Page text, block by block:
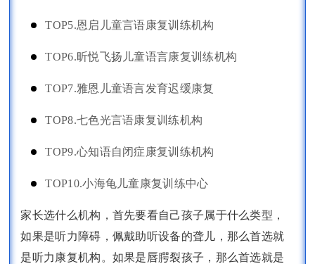
TOP5.恩启儿童言语康复训练机构
TOP6.昕悦飞扬儿童语言康复训练机构
TOP7.雅恩儿童语言发育迟缓康复
TOP8.七色光言语康复训练机构
TOP9.心知语自闭症康复训练机构
TOP10.小海龟儿童康复训练中心
家长选什么机构，首先要看自己孩子属于什么类型，
如果是听力障碍，佩戴助听设备的聋儿，那么首选就
是听力康复机构。如果是唇腭裂孩子，那么首选就是